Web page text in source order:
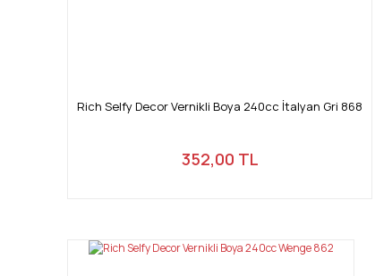
Rich Selfy Decor Vernikli Boya 240cc İtalyan Gri 868
352,00 TL